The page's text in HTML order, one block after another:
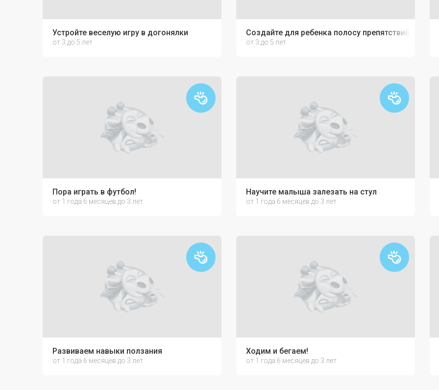
Устройте веселую игру в догонялки
от 3 до 5 лет
Создайте для ребенка полосу препятствий
от 3 до 5 лет
Пора играть в футбол!
от 1 года 6 месяцев до 3 лет
Научите малыша залезать на стул
от 1 года 6 месяцев до 3 лет
Развиваем навыки ползания
от 1 года 6 месяцев до 3 лет
Ходим и бегаем!
от 1 года 6 месяцев до 3 лет